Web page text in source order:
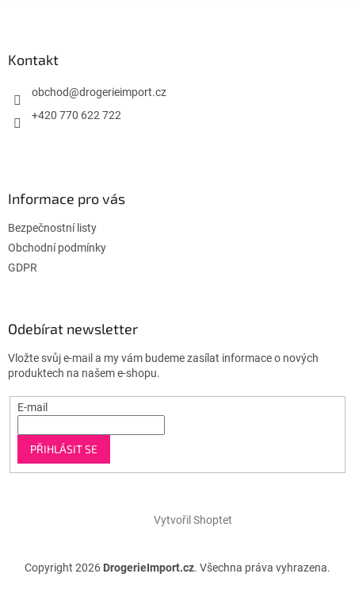
Kontakt
obchod@drogerieimport.cz
+420 770 622 722
Informace pro vás
Bezpečnostní listy
Obchodní podmínky
GDPR
Odebírat newsletter
Vložte svůj e-mail a my vám budeme zasílat informace o nových
produktech na našem e-shopu.
E-mail
PŘIHLÁSIT SE
Vytvořil Shoptet
Copyright 2026 DrogerieImport.cz. Všechna práva vyhrazena.